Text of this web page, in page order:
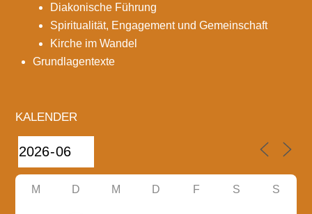
Diakonische Führung
Spiritualität, Engagement und Gemeinschaft
Kirche im Wandel
Grundlagentexte
KALENDER
M D M D F S S